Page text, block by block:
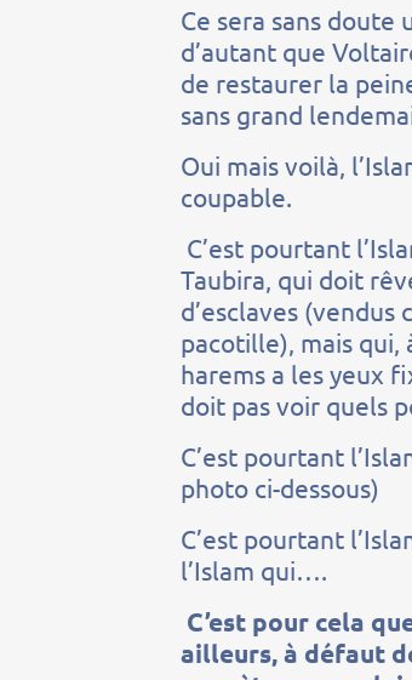
Ce sera sans doute
d’autant que
de restaurer la
sans grand
Oui mais voilà,
coupable.
C’est pourtant
Taubira, qui doit
d’esclaves
pacotille), mais qui,
harems a les yeux
doit pas voir quels
C’est pourtant
photo ci-dessous)
C’est pourtant
l’Islam qui….
C’est pour cela
ailleurs, à défaut